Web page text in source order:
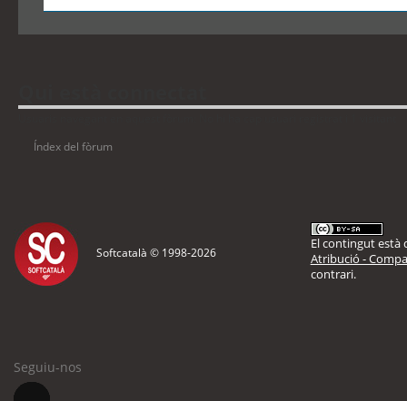
Índex del fòrum
Softcatalà © 1998-2026
El contingut està
Atribució -
contrari.
Seguiu-nos